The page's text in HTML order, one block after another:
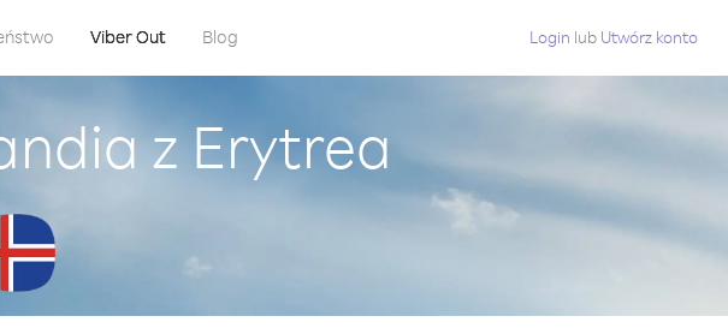
Viber Out Blog Login lub Utwórz konto
z Erytrea